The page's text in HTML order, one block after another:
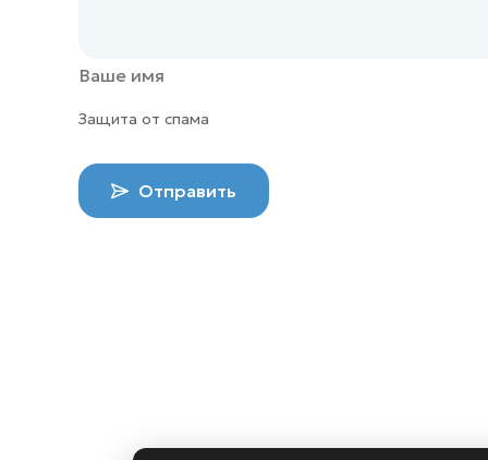
Защита от спама
Отправить